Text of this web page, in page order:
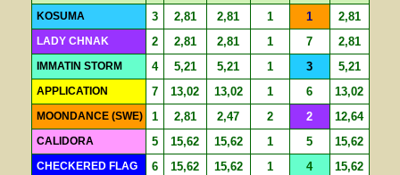
KOSUMA 3 2,81 2,81 1 1 2,81
LADY CHNAK 2 2,81 2,81 1 7 2,81
IMMATIN STORM 4 5,21 5,21 1 3 5,21
APPLICATION 7 13,02 13,02 1 6 13,02
MOONDANCE (SWE) 1 2,81 2,47 2 2 12,64
CALIDORA 5 15,62 15,62 1 5 15,62
CHECKERED FLAG 6 15,62 15,62 1 4 15,62